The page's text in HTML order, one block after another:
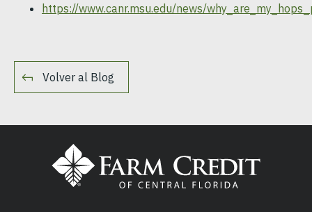
https://www.canr.msu.edu/news/
Volver al Blog